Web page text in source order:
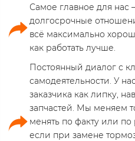
Самое главное для нас
долгосрочные
всё максимально
как работать лучше.
Постоянный диалог с
самодеятельности. У
заказчика как липку,
запчастей. Мы меняем
менять по факту или по
если при замене